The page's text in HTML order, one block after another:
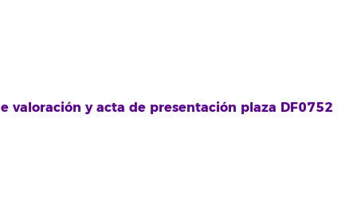
valoración y acta de presentación plaza DF0752